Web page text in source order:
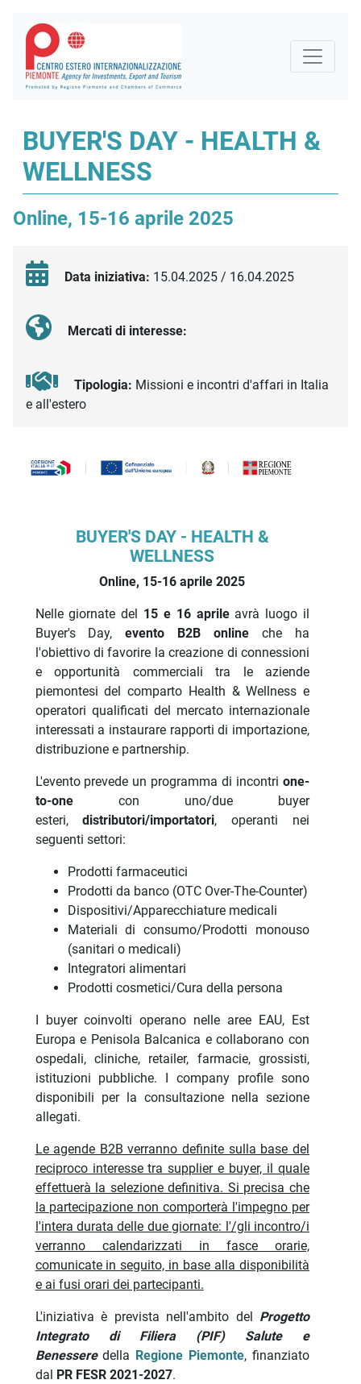
BUYER'S DAY - HEALTH &
WELLNESS
Online, 15-16 aprile 2025
Data iniziativa: 15.04.2025 / 16.04.2025
Mercati di interesse:
Tipologia: Missioni e incontri d'affari in Italia
e all'estero
Descrizione iniziativa
BUYER'S DAY - HEALTH &
WELLNESS
Online, 15-16 aprile 2025
Nelle giornate del 15 e 16 aprile avrà luogo il
Buyer's Day,evento B2B online che ha
l'obiettivo di favorire la creazione di connessioni
e opportunità commerciali tra le aziende
piemontesi del comparto Health & Wellness e
operatori qualificati del mercato internazionale
interessati a instaurare rapporti di importazione,
distribuzione e partnership.
L'evento prevede un programma di incontri one-
to-one con uno/due buyer
esteri,distributori/importatori, operanti nei
seguenti settori:
Prodotti farmaceutici
Prodotti da banco (OTC Over-The-Counter)
Dispositivi/Apparecchiature medicali
Materiali di consumo/Prodotti monouso
(sanitari o medicali)
Integratori alimentari
Prodotti cosmetici/Cura della persona
I buyer coinvolti operano nelle aree EAU, Est
Europa e Penisola Balcanica e collaborano con
ospedali, cliniche, retailer, farmacie, grossisti,
istituzioni pubbliche. I company profile sono
disponibili per la consultazione nella sezione
allegati.
Le agende B2B verranno definite sulla base del
reciproco interesse tra supplier e buyer, il quale
effettuerà la selezione definitiva. Si precisa che
la partecipazione non comporterà l'impegno per
l'intera durata delle due giornate: l'/gli incontro/i
verranno calendarizzati in fasce orarie,
comunicate in seguito, in base alla disponibilità
e ai fusi orari dei partecipanti.
L'iniziativa è prevista nell'ambito del Progetto
Integrato di Filiera (PIF) Salute e
Benesseredella Regione Piemonte, finanziato
dal
PR FESR 2021-2027.